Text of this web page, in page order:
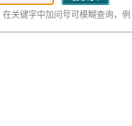
关键字中加问号可模糊查询，例